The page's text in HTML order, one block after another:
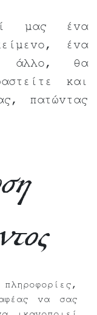
μας ένα
ένα
άλλο, θα
και
πατώντας
να σας